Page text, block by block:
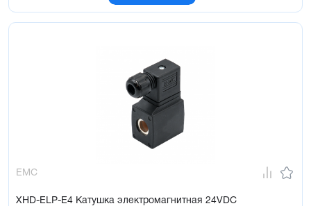
EMC
XHD-ELP-E4 Катушка электромагнитная 24VDC